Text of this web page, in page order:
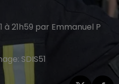
à 21h59 par Emmanuel P
SDIS51